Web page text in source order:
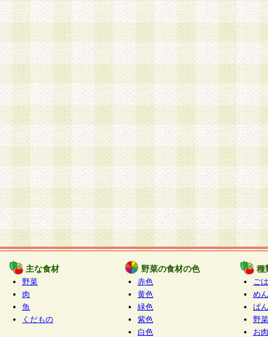
主な食材
野菜
肉
魚
くだもの
野菜の食材の色
赤色
黄色
緑色
紫色
白色
種
ご
めん
ぱん
野
お